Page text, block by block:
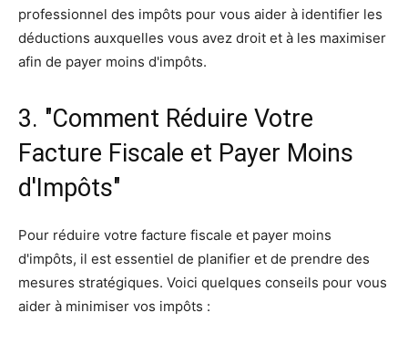
professionnel des impôts pour vous aider à identifier les
déductions auxquelles vous avez droit et à les maximiser
afin de payer moins d'impôts.
3. "Comment Réduire Votre
Facture Fiscale et Payer Moins
d'Impôts"
Pour réduire votre facture fiscale et payer moins
d'impôts, il est essentiel de planifier et de prendre des
mesures stratégiques. Voici quelques conseils pour vous
aider à minimiser vos impôts :